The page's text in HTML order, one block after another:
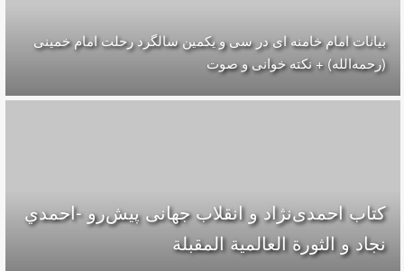
بیانات امام خامنه ای در سی و یکمین سالگرد رحلت امام خمینی
(رحمه‌الله) + نکته خوانی و صوت
کتاب احمدی‌نژاد و انقلاب جهانی پيش‌رو -احمدي
نجاد و الثورة العالمیة المقبلة